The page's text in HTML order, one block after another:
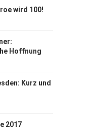
wird 100!
Hoffnung
Kurz und
2017